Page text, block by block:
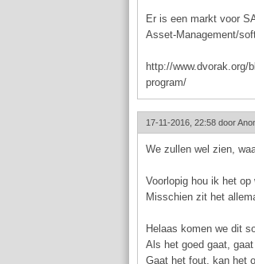
Er is een markt voor
Asset-Management/
http://www.dvorak.org/
program/
17-11-2016, 22:58 door
We zullen wel zien,
Voorlopig hou ik het
Misschien zit het
Helaas komen we dit
Als het goed gaat,
Gaat het fout, kan het